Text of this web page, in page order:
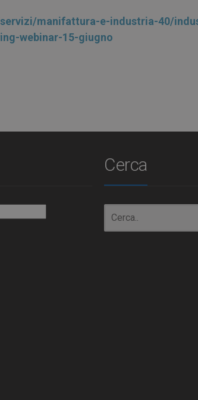
manifattura-e-industria-40/
webinar-15-giugno
Cerca